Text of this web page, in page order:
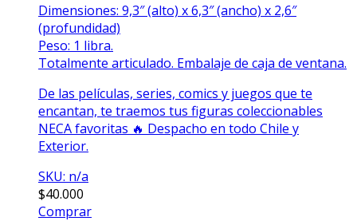
Dimensiones: 9,3″ (alto) x 6,3″ (ancho) x 2,6″
(profundidad)
Peso: 1 libra.
Totalmente articulado. Embalaje de caja de ventana.
De las películas, series, comics y juegos que te
encantan, te traemos tus figuras coleccionables
NECA favoritas 🔥 Despacho en todo Chile y
Exterior.
SKU: n/a
$40.000
Comprar